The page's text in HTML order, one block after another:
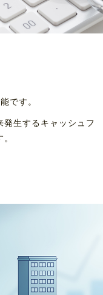
です。
生するキャッシュフ